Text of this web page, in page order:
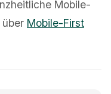
Mobile-
Mobile-First